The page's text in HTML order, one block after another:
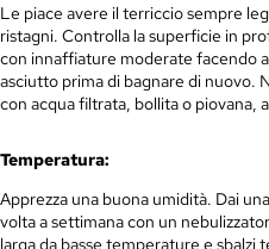
Le piace avere il terriccio sempre
ristagni. Controlla la superficie in
con innaffiature moderate facendo
asciutto prima di bagnare di nuovo.
con acqua filtrata, bollita o piovana,
Temperatura:
Apprezza una buona umidità. Dai
volta a settimana con un
larga da basse temperature e